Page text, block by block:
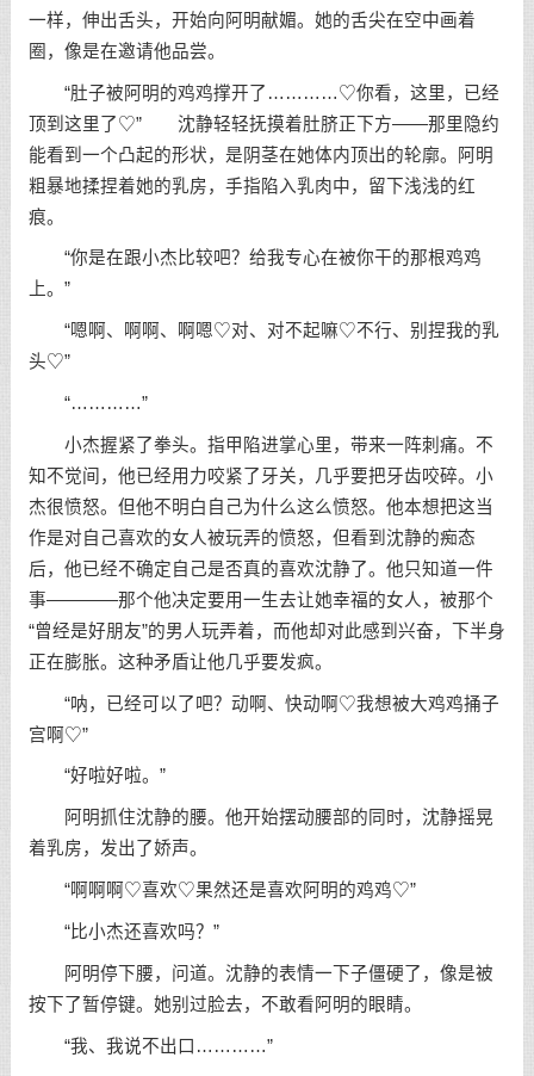
一样，伸出舌头，开始向阿明献媚。她的舌尖在空中画着
圈，像是在邀请他品尝。
“肚子被阿明的鸡鸡撑开了…………♡你看，这里，已经
顶到这里了♡” 沈静轻轻抚摸着肚脐正下方——那里隐约
能看到一个凸起的形状，是阴茎在她体内顶出的轮廓。阿明
粗暴地揉捏着她的乳房，手指陷入乳肉中，留下浅浅的红
痕。
“你是在跟小杰比较吧？给我专心在被你干的那根鸡鸡
上。”
“嗯啊、啊啊、啊嗯♡对、对不起嘛♡不行、别捏我的乳
头♡”
“…………”
小杰握紧了拳头。指甲陷进掌心里，带来一阵刺痛。不
知不觉间，他已经用力咬紧了牙关，几乎要把牙齿咬碎。小
杰很愤怒。但他不明白自己为什么这么愤怒。他本想把这当
作是对自己喜欢的女人被玩弄的愤怒，但看到沈静的痴态
后，他已经不确定自己是否真的喜欢沈静了。他只知道一件
事————那个他决定要用一生去让她幸福的女人，被那个
“曾经是好朋友”的男人玩弄着，而他却对此感到兴奋，下半身
正在膨胀。这种矛盾让他几乎要发疯。
“呐，已经可以了吧？动啊、快动啊♡我想被大鸡鸡捅子
宫啊♡”
“好啦好啦。”
阿明抓住沈静的腰。他开始摆动腰部的同时，沈静摇晃
着乳房，发出了娇声。
“啊啊啊♡喜欢♡果然还是喜欢阿明的鸡鸡♡”
“比小杰还喜欢吗？”
阿明停下腰，问道。沈静的表情一下子僵硬了，像是被
按下了暂停键。她别过脸去，不敢看阿明的眼睛。
“我、我说不出口…………”